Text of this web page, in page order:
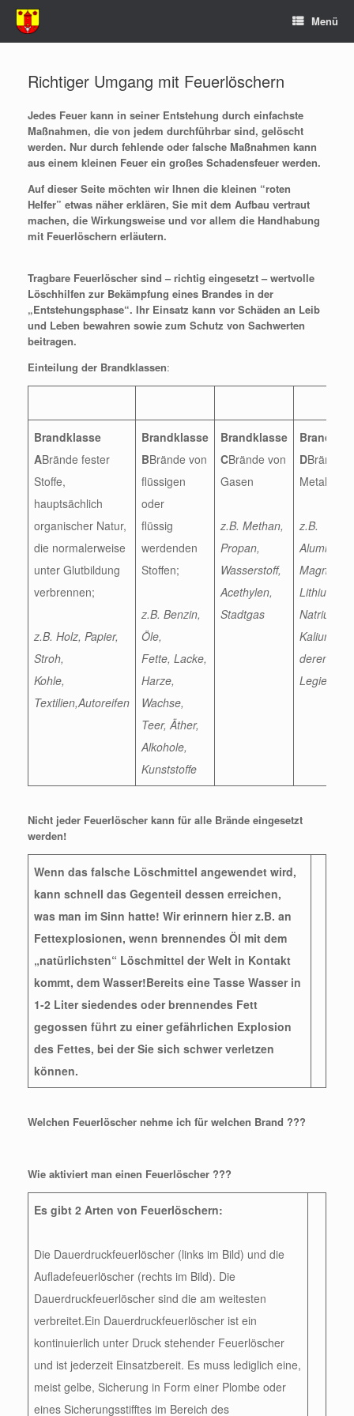
Zum
Inhalt
springen
Menü
Richtiger Umgang mit Feuerlöschern
Jedes Feuer kann in seiner Entstehung durch einfachste
Maßnahmen, die von jedem durchführbar sind, gelöscht
werden. Nur durch fehlende oder falsche Maßnahmen kann
aus einem kleinen Feuer ein großes Schadensfeuer werden.
Auf dieser Seite möchten wir Ihnen die kleinen “roten
Helfer” etwas näher erklären, Sie mit dem Aufbau vertraut
machen, die Wirkungsweise und vor allem die Handhabung
mit Feuerlöschern erläutern.
Tragbare Feuerlöscher sind – richtig eingesetzt – wertvolle
Löschhilfen zur Bekämpfung eines Brandes in der
„Entstehungsphase“. Ihr Einsatz kann vor Schäden an Leib
und Leben bewahren sowie zum Schutz von Sachwerten
beitragen.
Einteilung der Brandklassen:
Brandklasse
ABrände fester
Stoffe,
hauptsächlich
organischer Natur,
die normalerweise
unter Glutbildung
verbrennen;
z.B. Holz, Papier,
Stroh,
Kohle,
Textilien,Autoreifen
Brandklasse
BBrände von
flüssigen
oder
flüssig
werdenden
Stoffen;
z.B. Benzin,
Öle,
Fette, Lacke,
Harze,
Wachse,
Teer, Äther,
Alkohole,
Kunststoffe
Brandklasse
CBrände von
Gasen
z.B. Methan,
Propan,
Wasserstoff,
Acethylen,
Stadtgas
DBrände
Metallen
z.B.
Aluminium,
Lithium,
Natrium,
Kalium
deren
Nicht jeder Feuerlöscher kann für alle Brände eingesetzt
werden!
Wenn das falsche Löschmittel angewendet wird,
kann schnell das Gegenteil dessen erreichen,
was man im Sinn hatte! Wir erinnern hier z.B. an
Fettexplosionen, wenn brennendes Öl mit dem
„natürlichsten“ Löschmittel der Welt in Kontakt
kommt, dem Wasser!Bereits eine Tasse Wasser in
1-2 Liter siedendes oder brennendes Fett
gegossen führt zu einer gefährlichen Explosion
des Fettes, bei der Sie sich schwer verletzen
können.
Welchen Feuerlöscher nehme ich für welchen Brand ???
Wie aktiviert man einen Feuerlöscher ???
Es gibt 2 Arten von Feuerlöschern:
Die Dauerdruckfeuerlöscher (links im Bild) und die
Aufladefeuerlöscher (rechts im Bild). Die
Dauerdruckfeuerlöscher sind die am weitesten
verbreitet.Ein Dauerdruckfeuerlöscher ist ein
kontinuierlich unter Druck stehender Feuerlöscher
und ist jederzeit Einsatzbereit. Es muss lediglich eine,
meist gelbe, Sicherung in Form einer Plombe oder
eines Sicherungsstifftes im Bereich des